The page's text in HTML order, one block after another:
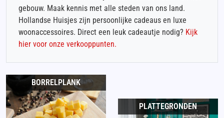
gebouw. Maak kennis met alle steden van ons land.
Hollandse Huisjes zijn persoonlijke cadeaus en luxe
woonaccessoires. Direct een leuk cadeautje nodig? Kijk
hier voor onze verkooppunten.
BORRELPLANK
PLATTEGRONDEN